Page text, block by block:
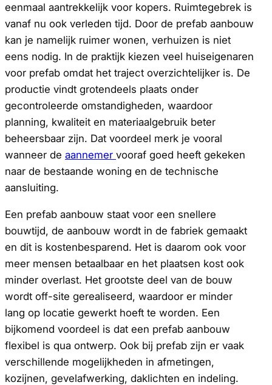
eenmaal aantrekkelijk voor kopers. Ruimtegebrek is
vanaf nu ook verleden tijd. Door de prefab aanbouw
kan je namelijk ruimer wonen, verhuizen is niet
eens nodig. In de praktijk kiezen veel huiseigenaren
voor prefab omdat het traject overzichtelijker is. De
productie vindt grotendeels plaats onder
gecontroleerde omstandigheden, waardoor
planning, kwaliteit en materiaalgebruik beter
beheersbaar zijn. Dat voordeel merk je vooral
wanneer de aannemer vooraf goed heeft gekeken
naar de bestaande woning en de technische
aansluiting.
Een prefab aanbouw staat voor een snellere
bouwtijd, de aanbouw wordt in de fabriek gemaakt
en dit is kostenbesparend. Het is daarom ook voor
meer mensen betaalbaar en het plaatsen kost ook
minder overlast. Het grootste deel van de bouw
wordt off-site gerealiseerd, waardoor er minder
lang op locatie gewerkt hoeft te worden. Een
bijkomend voordeel is dat een prefab aanbouw
flexibel is qua ontwerp. Ook bij prefab zijn er vaak
verschillende mogelijkheden in afmetingen,
kozijnen, gevelafwerking, daklichten en indeling.